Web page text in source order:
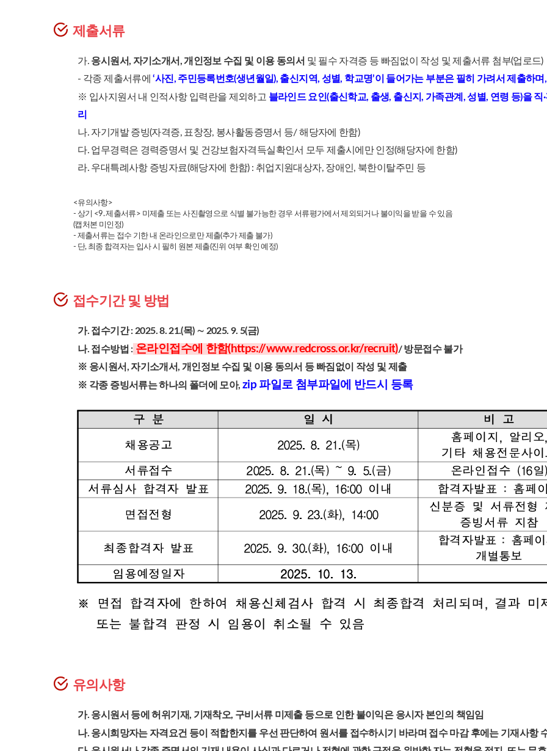
제출서류
가. 응시원서, 자기소개서, 개인정보 수집 및 이용 동의서 및 필수 자격증 등 빠짐없이 작성 및 제출서류 첨부(업로드)
- 각종 제출서류에‘사진, 주민등록번호(생년월일), 출신지역, 성별, 학교명’이 들어가는 부분은 필히 가려서 제출하
※ 입사지원서 내 인적사항 입력란을 제외하고 블라인드 요인(출신학교, 출생, 출신지, 가족관계, 성별, 연령 등)을
리
나. 자기개발 증빙(자격증, 표창장, 봉사활동증명서 등/ 해당자에 한함)
다. 업무경력은 경력증명서 및 건강보험자격득실확인서 모두 제출시에만 인정(해당자에 한함)
라. 우대특례사항 증빙자료(해당자에 한함) : 취업지원대상자, 장애인, 북한이탈주민 등
<유의사항>
- 상기 <9. 제출서류> 미제출 또는 사진촬영으로 식별 불가능한 경우 서류평가에서 제외되거나 불이익을 받을 수 있음
(캡처본 미인정)
- 제출서류는 접수 기한 내 온라인으로만 제출(추가 제출 불가)
- 단, 최종 합격자는 입사 시 필히 원본 제출(진위 여부 확인 예정)
접수기간 및 방법
가. 접수기간 : 2025. 8. 21.(목) ∼ 2025. 9. 5(금)
나. 접수방법 : 온라인접수에 한함(https://www.redcross.or.kr/recruit)/ 방문접수 불가
※ 응시원서, 자기소개서, 개인정보 수집 및 이용 동의서 등 빠짐없이 작성 및 제출
※ 각종 증빙서류는 하나의 폴더에 모아, zip 파일로 첨부파일에 반드시 등록
유의사항
가. 응시원서 등에 허위기재, 기재착오, 구비서류 미제출 등으로 인한 불이익은 응시자 본인의 책임임
나. 응시희망자는 자격요건 등이 적합한지를 우선 판단하여 원서를 접수하시기 바라며 접수 마감 후에는 기재사항